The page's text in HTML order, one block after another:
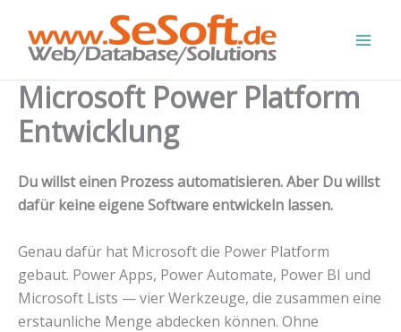
Inhalt
springen
Microsoft Power Platform
Entwicklung
Du willst einen Prozess automatisieren. Aber Du willst
dafür keine eigene Software entwickeln lassen.
Genau dafür hat Microsoft die Power Platform
gebaut. Power Apps, Power Automate, Power BI und
Microsoft Lists — vier Werkzeuge, die zusammen eine
erstaunliche Menge abdecken können. Ohne